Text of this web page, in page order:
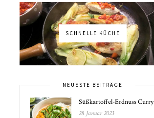
SCHNELLE KÜCHE
NEUESTE BEITRÄGE
Süßkartoffel-Erdnuss Curry
28. Januar 2023